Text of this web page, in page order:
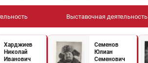
Выставочная деятельность
Харджиев
Николай
Иванович
Семенов
Юлиан
Семенович